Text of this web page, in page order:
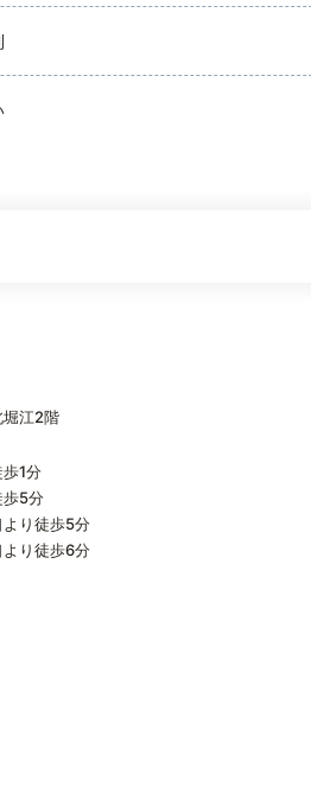
堀江2階
1分
歩5分
り徒歩5分
り徒歩6分